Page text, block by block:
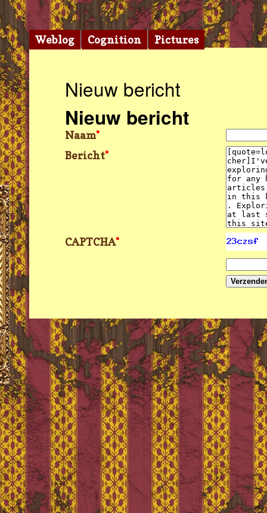
Nieuw bericht
Nieuw bericht
Naam*
Bericht*
CAPTCHA*
Weblog Cognition Pictures